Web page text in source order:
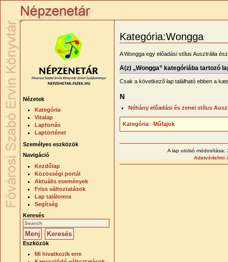
Kategória:Wongga
A Wongga egy előadási stílus Ausztrália
A(z) „Wongga” kategóriába tartozó
Csak a következő lap található ebben a
N
Néhány előadási és zenei stílus
Kategória: Műfajok
Nézetek
Kategória
Vitalap
Lapforrás
Laptörténet
Személyes eszközök
Navigáció
Kezdőlap
Közösségi portál
Aktuális események
Friss változtatások
Lap találomra
Segítség
Keresés
Eszközök
Mi hivatkozik erre
A lap utolsó
Adatvédelmi